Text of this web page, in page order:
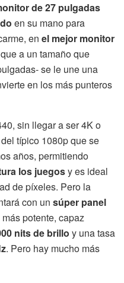
de 27 pulgadas
en su mano para
en el mejor monitor
a un tamaño que
se le une una
en los más punteros
sin llegar a ser 4K o
típico 1080p que se
años, permitiendo
los juegosy es ideal
de píxeles. Pero la
con un súper panel
potente, capaz
nits de brillo y una tasa
. Pero hay mucho más